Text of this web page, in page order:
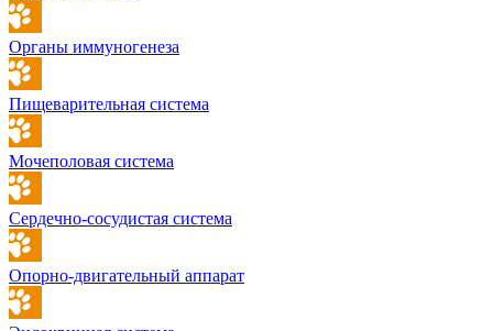
Органы иммуногенеза
Пищеварительная система
Мочеполовая система
Сердечно-сосудистая система
Опорно-двигательный аппарат